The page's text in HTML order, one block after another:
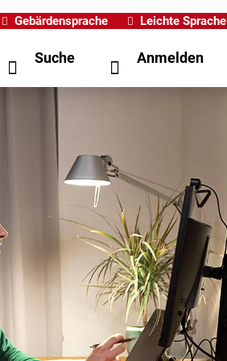
Gebärdensprache Leichte Sprache
Suche Anmelden